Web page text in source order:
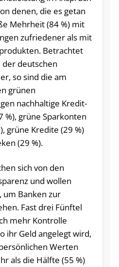
denen, die es getan
Mehrheit (84 %) mit
zufriedener als mit
Betrachtet
deutschen
so sind die am
grünen
nachhaltige Kredit-
%), grüne Sparkonten
grüne Kredite (29 %)
(29 %).
sich von den
und wollen
um Banken zur
Fast drei Fünftel
mehr Kontrolle
ihr Geld angelegt wird,
Werten
als die Hälfte (55 %)